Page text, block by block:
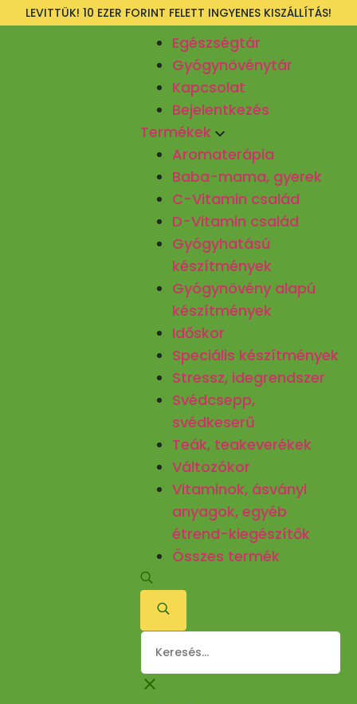
LEVITTÜK! 10 EZER FORINT FELETT INGYENES KISZÁLLÍTÁS!
Egészségtár
Gyógynövénytár
Kapcsolat
Bejelentkezés
Termékek
Aromaterápia
Baba-mama, gyerek
C-Vitamin család
D-Vitamin család
Gyógyhatású
készítmények
Gyógynövény alapú
készítmények
Időskor
Speciális készítmények
Stressz, idegrendszer
Svédcsepp,
svédkeserű
Teák, teakeverékek
Változókor
Vitaminok, ásványi
anyagok, egyéb
étrend-kiegészítők
Összes termék